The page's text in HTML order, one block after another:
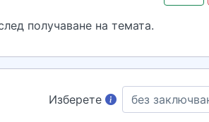
получаване на темата.
Изберете